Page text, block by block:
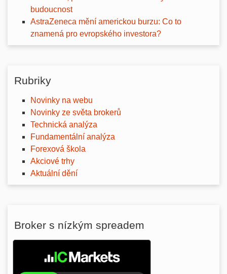
budoucnost
AstraZeneca mění americkou burzu: Co to
znamená pro evropského investora?
Rubriky
Novinky na webu
Novinky ze světa brokerů
Technická analýza
Fundamentální analýza
Forexová škola
Akciové trhy
Aktuální dění
Broker s nízkým spreadem